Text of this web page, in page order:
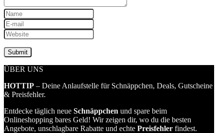
ÜBER UNS
HOTTIP – Deine Anlaufstelle für Schnäppchen, Deals, Gutscheine
& Preisfehler.
Entdecke täglich neue Schnäppchen und spare beim
Onlineshopping bares Geld! Wir zeigen dir, wo du die besten
Angebote, unschlagbare Rabatte und echte Preisfehler findest.